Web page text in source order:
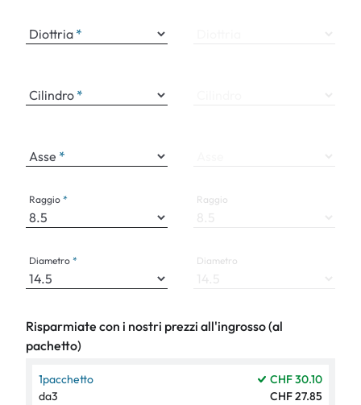
Diottria
Cilindro
Asse
Raggio
Diametro
Raggio
Diametro
Risparmiate con i nostri prezzi all'ingrosso (al
pachetto)
1pacchetto
CHF 30.10
da3
CHF 27.85